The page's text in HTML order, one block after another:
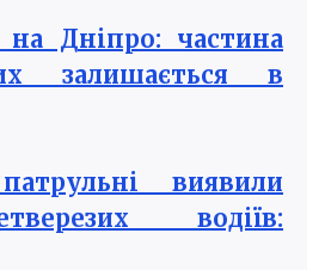
Дніпро: частина
залишається в
виявили
водіїв: